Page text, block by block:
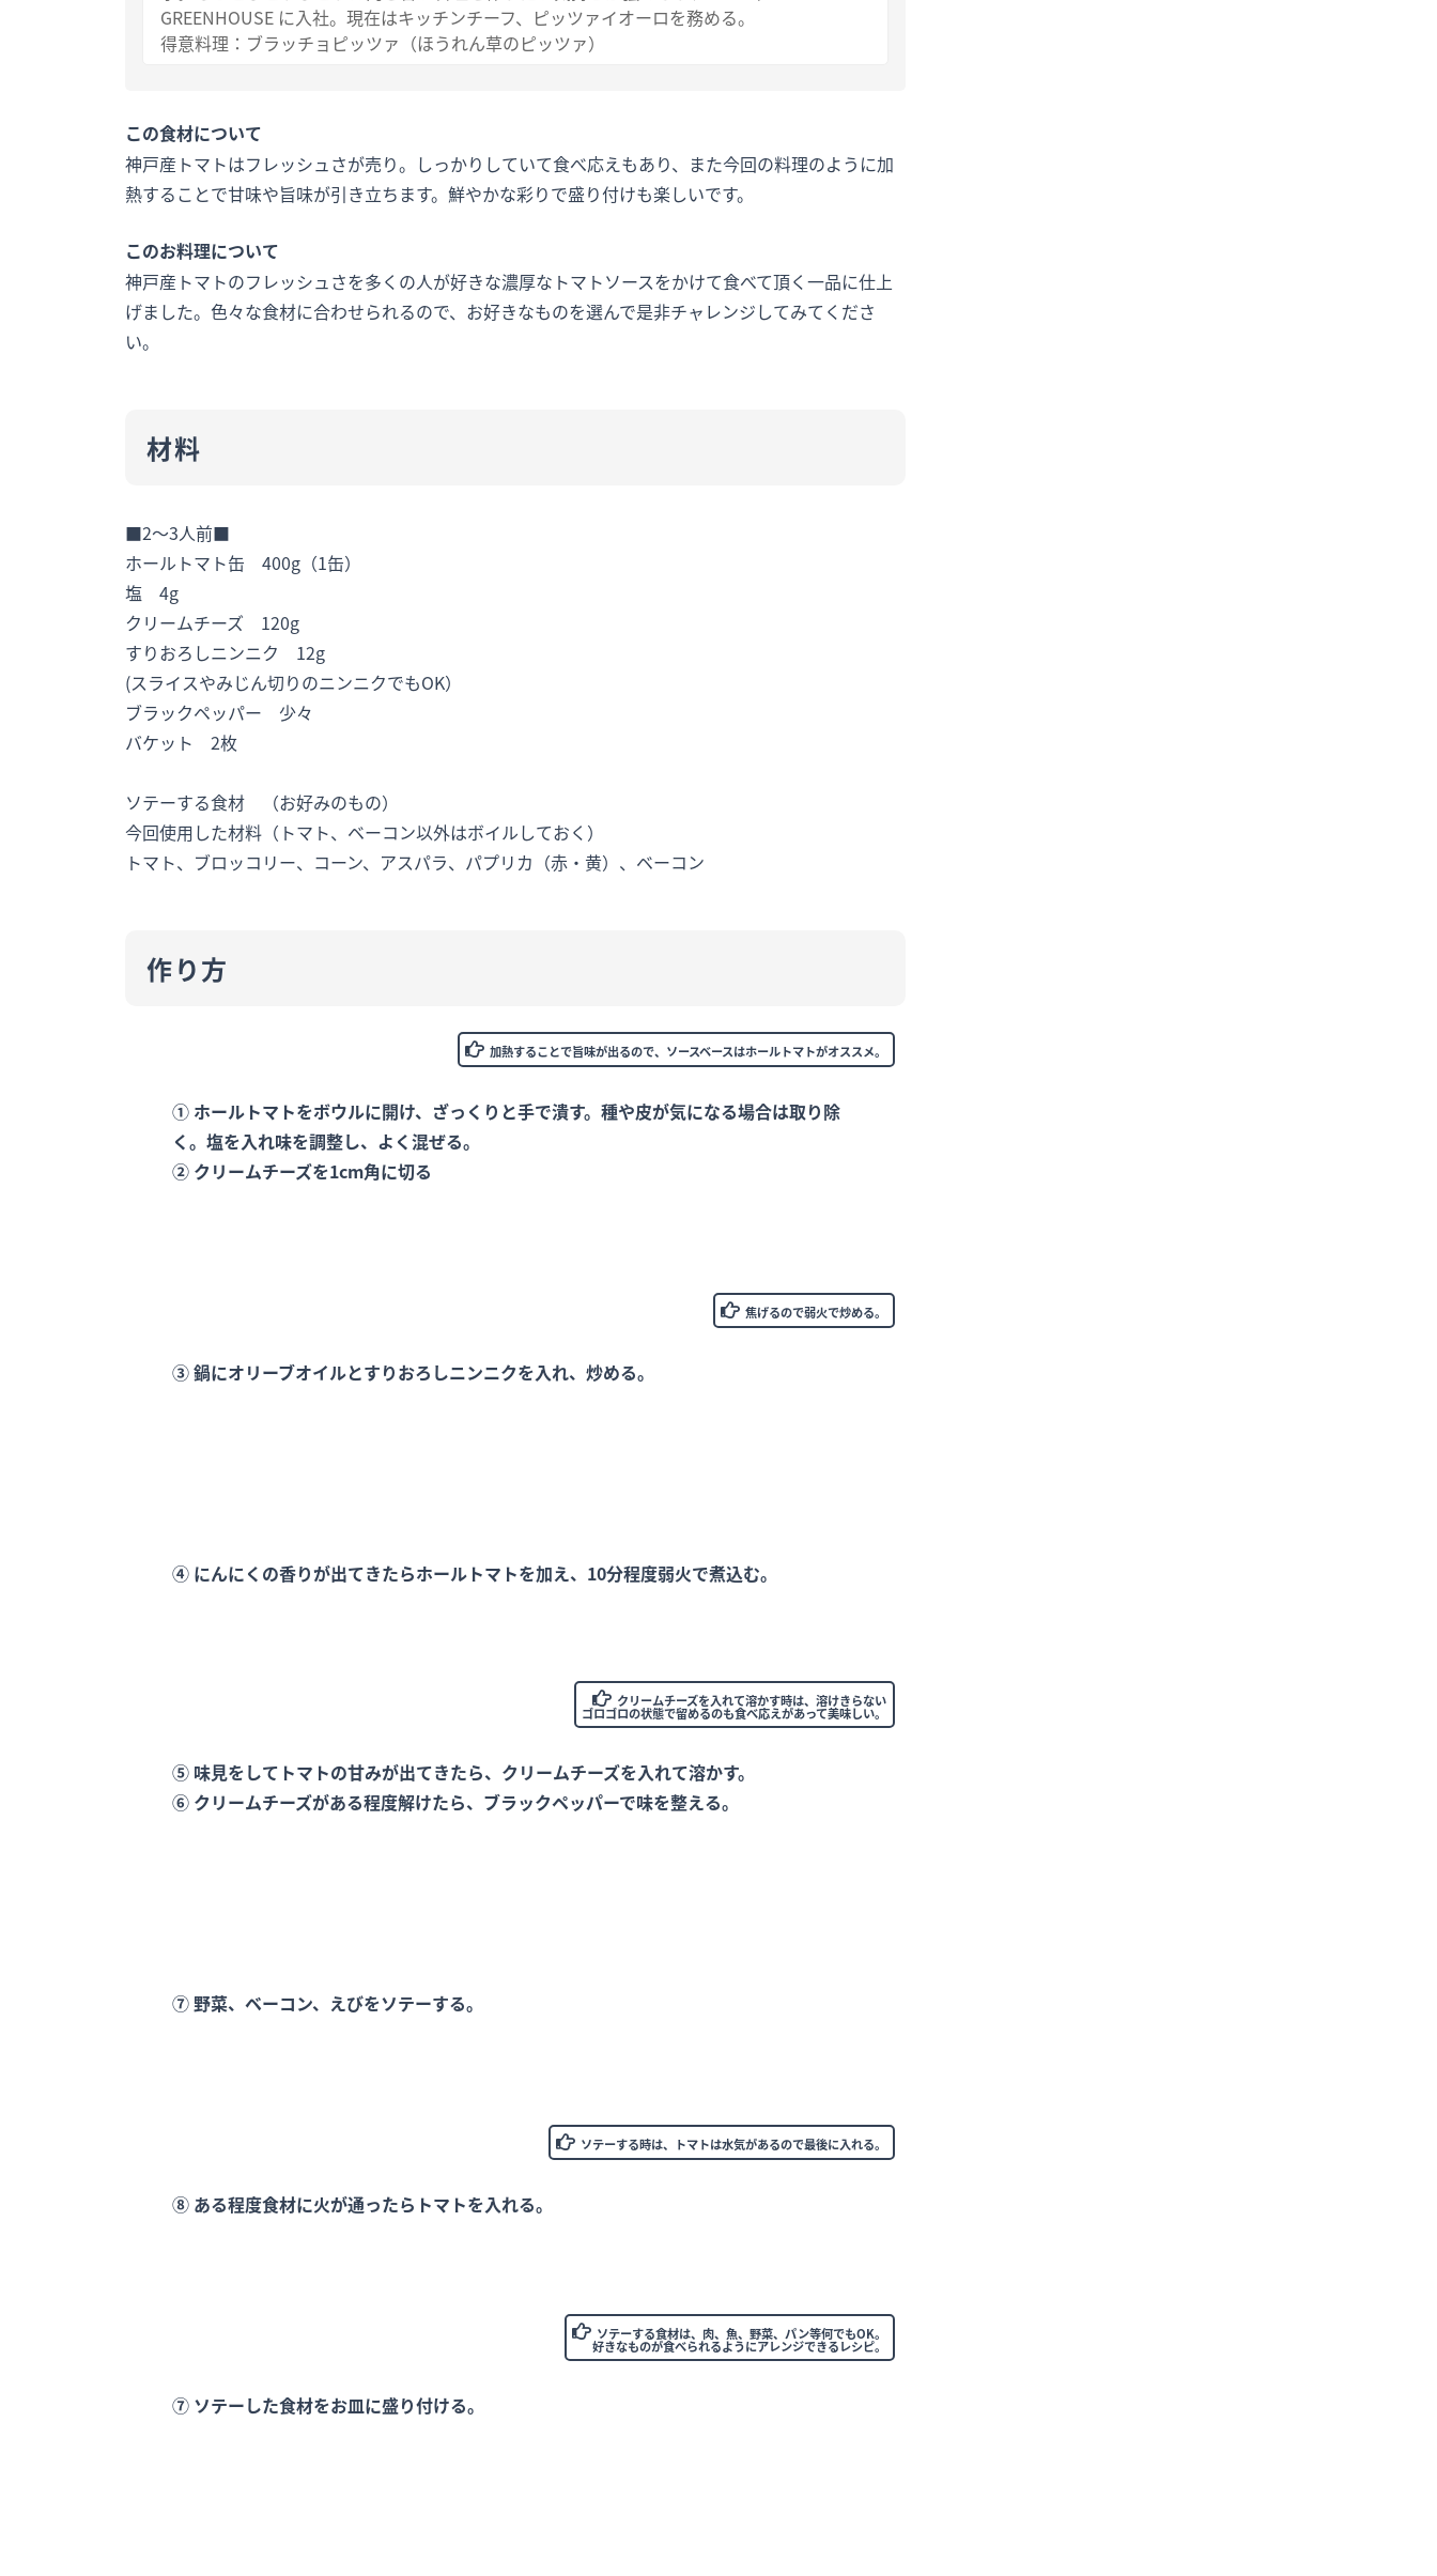
GREENHOUSE に入社。現在はキッチンチーフ、ピッツァイオーロを務める。
得意料理：ブラッチョピッツァ（ほうれん草のピッツァ）
この食材について
神戸産トマトはフレッシュさが売り。しっかりしていて食べ応えもあり、また今回の料理のように加
熱することで甘味や旨味が引き立ちます。鮮やかな彩りで盛り付けも楽しいです。
このお料理について
神戸産トマトのフレッシュさを多くの人が好きな濃厚なトマトソースをかけて食べて頂く一品に仕上
げました。色々な食材に合わせられるので、お好きなものを選んで是非チャレンジしてみてくださ
い。
材料
■2～3人前■
ホールトマト缶 400g（1缶）
塩 4g
クリームチーズ 120g
すりおろしニンニク 12g
(スライスやみじん切りのニンニクでもOK）
ブラックペッパー 少々
バケット 2枚
ソテーする食材 （お好みのもの）
今回使用した材料（トマト、ベーコン以外はボイルしておく）
トマト、ブロッコリー、コーン、アスパラ、パプリカ（赤・黄）、ベーコン
作り方
加熱することで旨味が出るので、ソースベースはホールトマトがオススメ。
① ホールトマトをボウルに開け、ざっくりと手で潰す。種や皮が気になる場合は取り除
く。塩を入れ味を調整し、よく混ぜる。
② クリームチーズを1cm角に切る
焦げるので弱火で炒める。
③ 鍋にオリーブオイルとすりおろしニンニクを入れ、炒める。
④ にんにくの香りが出てきたらホールトマトを加え、10分程度弱火で煮込む。
クリームチーズを入れて溶かす時は、溶けきらない
ゴロゴロの状態で留めるのも食べ応えがあって美味しい。
⑤ 味見をしてトマトの甘みが出てきたら、クリームチーズを入れて溶かす。
⑥ クリームチーズがある程度解けたら、ブラックペッパーで味を整える。
⑦ 野菜、ベーコン、えびをソテーする。
ソテーする時は、トマトは水気があるので最後に入れる。
⑧ ある程度食材に火が通ったらトマトを入れる。
ソテーする食材は、肉、魚、野菜、パン等何でもOK。
好きなものが食べられるようにアレンジできるレシピ。
⑦ ソテーした食材をお皿に盛り付ける。